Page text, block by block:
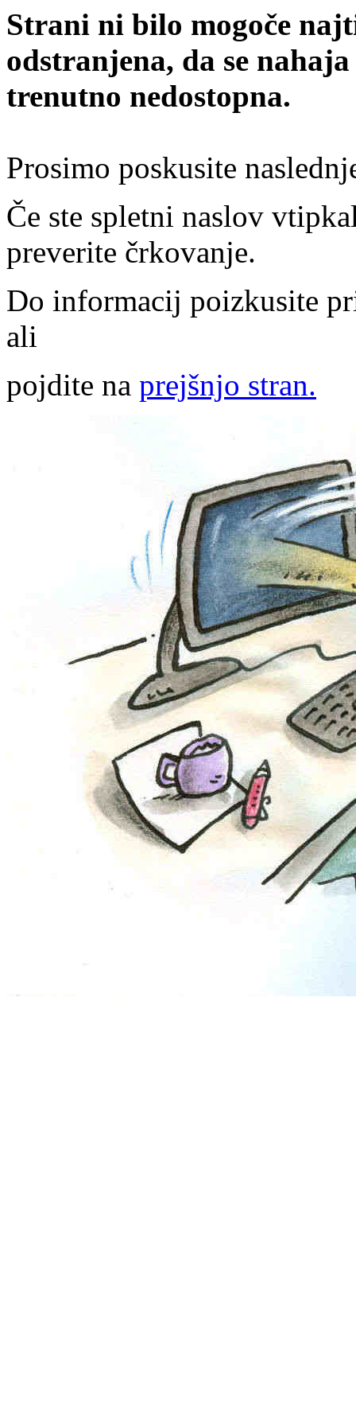
Strani ni bilo mogoče
odstranjena, da se
trenutno nedostopna.
Prosimo poskusite
Če ste spletni naslov
preverite črkovanje.
Do informacij poizkusite
ali
pojdite na prejšnjo stran.